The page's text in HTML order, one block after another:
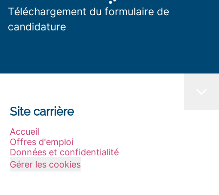
Téléchargement du formulaire de
candidature
Site carrière
Accueil
Offres d'emploi
Données et confidentialité
Gérer les cookies